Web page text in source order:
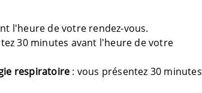
l'heure de votre rendez-vous.
30 minutes avant l'heure de votre
respiratoire : vous présentez 30 minutes